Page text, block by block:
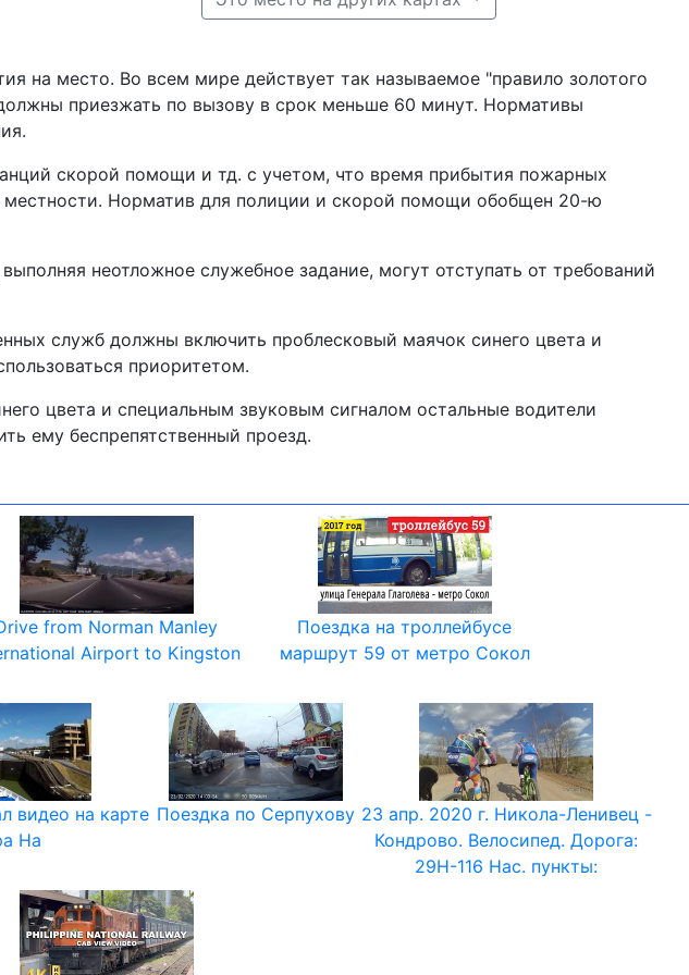
на место. Во всем мире действует так называемое "правило золотого
приезжать по вызову в срок меньше 60 минут. Нормативы
скорой помощи и тд. с учетом, что время прибытия пожарных
местности. Норматив для полиции и скорой помощи обобщен 20-ю
неотложное служебное задание, могут отступать от требований
служб должны включить проблесковый маячок синего цвета и
приоритетом.
цвета и специальным звуковым сигналом остальные водители
ему беспрепятственный проезд.
from Norman Manley
Airport to Kingston
Поездка на троллейбусе
маршрут 59 от метро Сокол
видео на карте
На
Поездка по Серпухову 23 апр. 2020 г. Никола-Ленивец -
Кондрово. Велосипед. Дорога:
29Н-116 Нас. пункты: